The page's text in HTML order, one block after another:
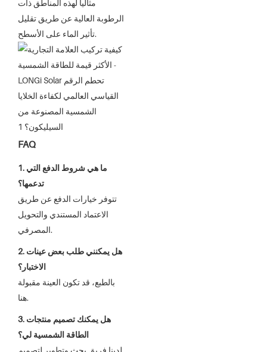
مثالياً لهذه المناطق ذات
الرطوبة العالية عن طريق تقليل
تأثير الماء على الأسطح.
FAQ
1. ما هي شروط الدفع التي
تدعمها؟
تتوفر خيارات الدفع عن طريق
الاعتماد المستندي والتحويل
المصرفي.
2. هل يمكنني طلب بعض عينات
الاختبار؟
بالطبع، قد تكون العينة مقبولة
هنا.
3. هل يمكنك تصميم منتجات
الطاقة الشمسية لي؟